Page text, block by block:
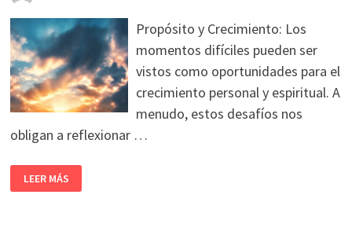
Propósito y Crecimiento: Los
momentos difíciles pueden ser
vistos como oportunidades para el
crecimiento personal y espiritual. A
menudo, estos desafíos nos
obligan a reflexionar …
LEER MÁS